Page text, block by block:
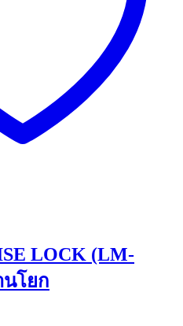
LOCK (LM-
นโยก